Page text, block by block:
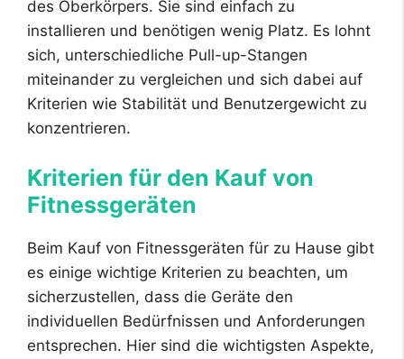
des Oberkörpers. Sie sind einfach zu
installieren und benötigen wenig Platz. Es lohnt
sich, unterschiedliche Pull-up-Stangen
miteinander zu vergleichen und sich dabei auf
Kriterien wie Stabilität und Benutzergewicht zu
konzentrieren.
Kriterien für den Kauf von
Fitnessgeräten
Beim Kauf von Fitnessgeräten für zu Hause gibt
es einige wichtige Kriterien zu beachten, um
sicherzustellen, dass die Geräte den
individuellen Bedürfnissen und Anforderungen
entsprechen. Hier sind die wichtigsten Aspekte,